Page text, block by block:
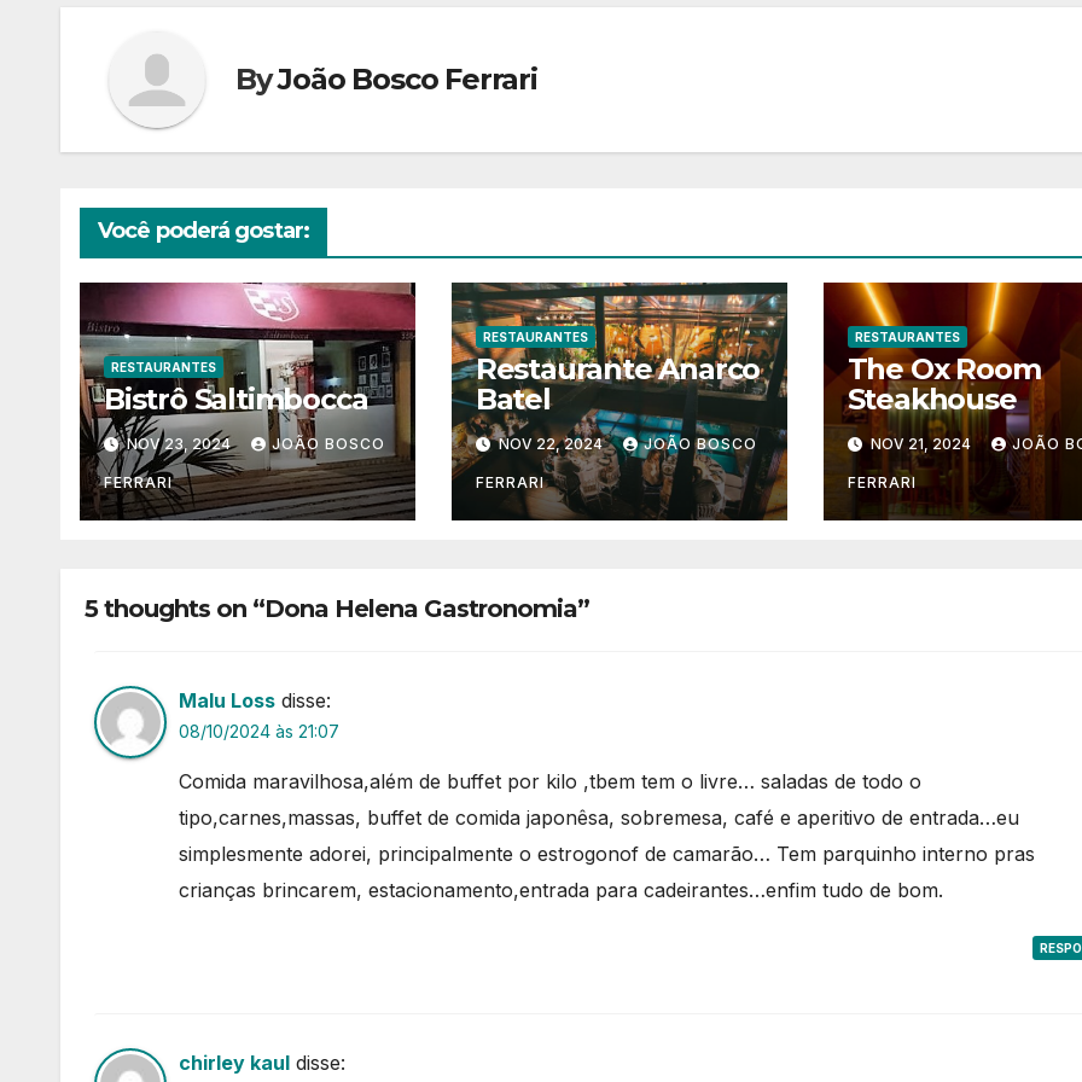
ByJoão Bosco Ferrari
Você poderá gostar:
RESTAURANTES
Bistrô Saltimbocca
NOV 23, 2024 JOÃO BOSCO
FERRARI
RESTAURANTES
Restaurante Anarco
Batel
NOV 22, 2024 JOÃO BOSCO
FERRARI
RESTAURANTES
The Ox Room
Steakhouse
NOV 21, 2024 JOÃO
FERRARI
5 thoughts on “Dona Helena Gastronomia”
Malu Loss disse:
08/10/2024 às 21:07
Comida maravilhosa,além de buffet por kilo ,tbem tem o livre… saladas de todo o
tipo,carnes,massas, buffet de comida japonêsa, sobremesa, café e aperitivo de entrada…eu
simplesmente adorei, principalmente o estrogonof de camarão… Tem parquinho interno pras
crianças brincarem, estacionamento,entrada para cadeirantes…enfim tudo de bom.
chirley kaul disse: